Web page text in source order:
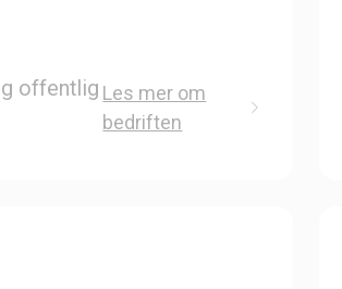
offentlig Les mer om
bedriften